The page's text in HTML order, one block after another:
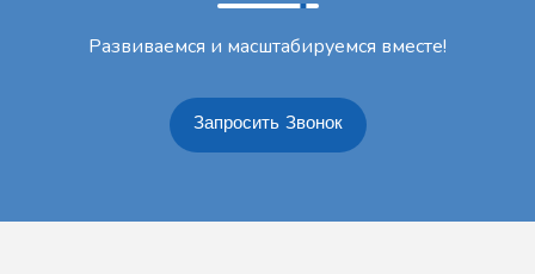
Развиваемся и масштабируемся вместе!
Запросить Звонок